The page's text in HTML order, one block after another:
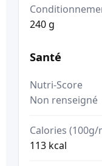
240 g
Santé
Nutri-Score
Non renseigné
Calories (100g/
113 kcal